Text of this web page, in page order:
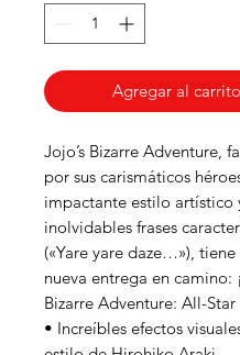
Agregar al carrito
Jojo’s Bizarre Adventure,
por sus carismáticos
impactante estilo artístico
inolvidables frases
(«Yare yare daze…»), tiene
nueva entrega en camino:
Bizarre Adventure: All-
• Increíbles efectos